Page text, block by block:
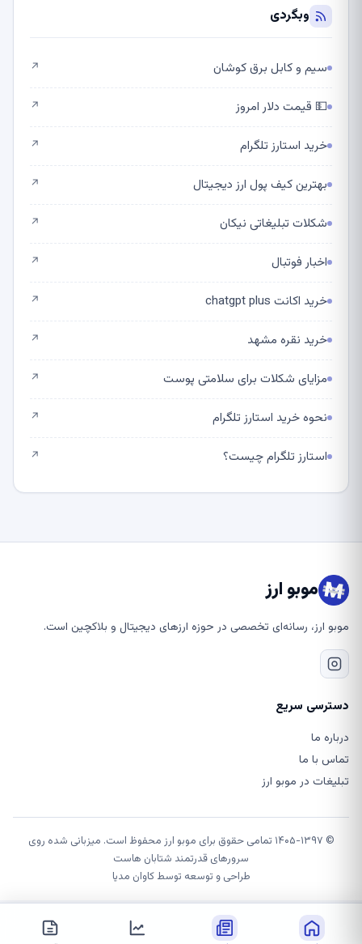
وبگردی
سیم و کابل برق کوشان ↗
💵 قیمت دلار امروز ↗
خرید استارز تلگرام ↗
بهترین کیف پول ارز دیجیتال ↗
شکلات تبلیغاتی نیکان ↗
اخبار فوتبال ↗
خرید اکانت chatgpt plus ↗
خرید نقره مشهد ↗
مزایای شکلات برای سلامتی پوست ↗
نحوه خرید استارز تلگرام ↗
استارز تلگرام چیست؟ ↗
موبو ارز
موبو ارز، رسانه‌ای تخصصی در حوزه ارزهای دیجیتال و بلاکچین است.
دسترسی سریع
درباره ما
تماس با ما
تبلیغات در موبو ارز
© ۱۴۰۵-۱۳۹۷ تمامی حقوق برای موبو ارز محفوظ است. میزبانی شده روی
سرورهای قدرتمند شتابان هاست
طراحی و توسعه توسطکاوان مدیا